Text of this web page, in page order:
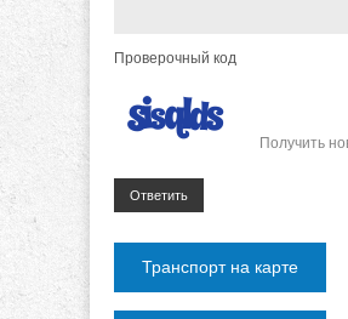
Проверочный код
Получить
Ответить
Транспорт на карте